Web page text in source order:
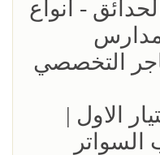
- انواع
التخصصي
الاول |
تركيب السواتر